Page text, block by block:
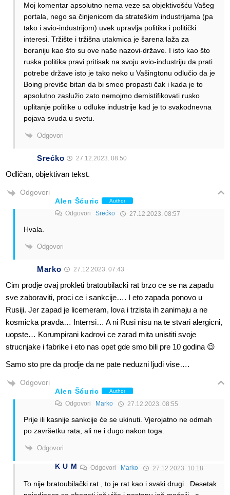
Moj komentar apsolutno nema veze sa objektivošću Vašeg
portala, nego sa činjenicom da strateškim industrijama (pa
tako i avio-industrijom) uvek upravlja politika i politički
interesi. Tržište i tržišna utakmica je šarena laža za
boraniju kao što su ove naše nazovi-države. I isto kao što
ruska politika pravi pritisak na svoju avio-industriju da prati
potrebe države isto je tako neko u Vašingtonu odlučio da je
Boing previše bitan da bi smeo propasti čak i kada je to
apsolutno zaslužio zato nemojmo demistifikovati rusko
uplitanje politike u odluke industrije kad je to svakodnevna
pojava svuda u svetu.
Odgovori
Srećko 27.12.2023. 08:50
Odličan, objektivan tekst.
Odgovori
Alen Šćuric
Author
Odgovori Srećko 27.12.2023. 08:57
Hvala.
Odgovori
Marko 27.12.2023. 07:43
Cim prodje ovaj prokleti bratoubilacki rat brzo ce se na zapadu
sve zaboraviti, proci ce i sankcije…. I eto zapada ponovo u
Rusiji. Jer zapad je licemeram, lova i trzista ih zanimaju a ne
kosmicka pravda… Interrsi… A ni Rusi nisu na te stvari alergicni,
uopste… Korumpirani kadrovi ce zarad mita unistiti svoje
strucnjake i fabrike i eto nas opet gde smo bili pre 10 godina 😉
Samo sto pre da prodje da ne pate neduzni ljudi vise….
Odgovori
Alen Šćuric
Author
Odgovori Marko 27.12.2023. 08:55
Prije ili kasnije sankcije će se ukinuti. Vjerojatno ne odmah
po završetku rata, ali ne i dugo nakon toga.
Odgovori
K U M Odgovori Marko 27.12.2023. 10:18
To nije bratoubilački rat , to je rat kao i svaki drugi . Desetak